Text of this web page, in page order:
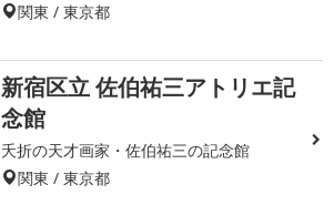
関東 / 東京都
新宿区立 佐伯祐三アトリエ記
念館
夭折の天才画家・佐伯祐三の記念館
関東 / 東京都